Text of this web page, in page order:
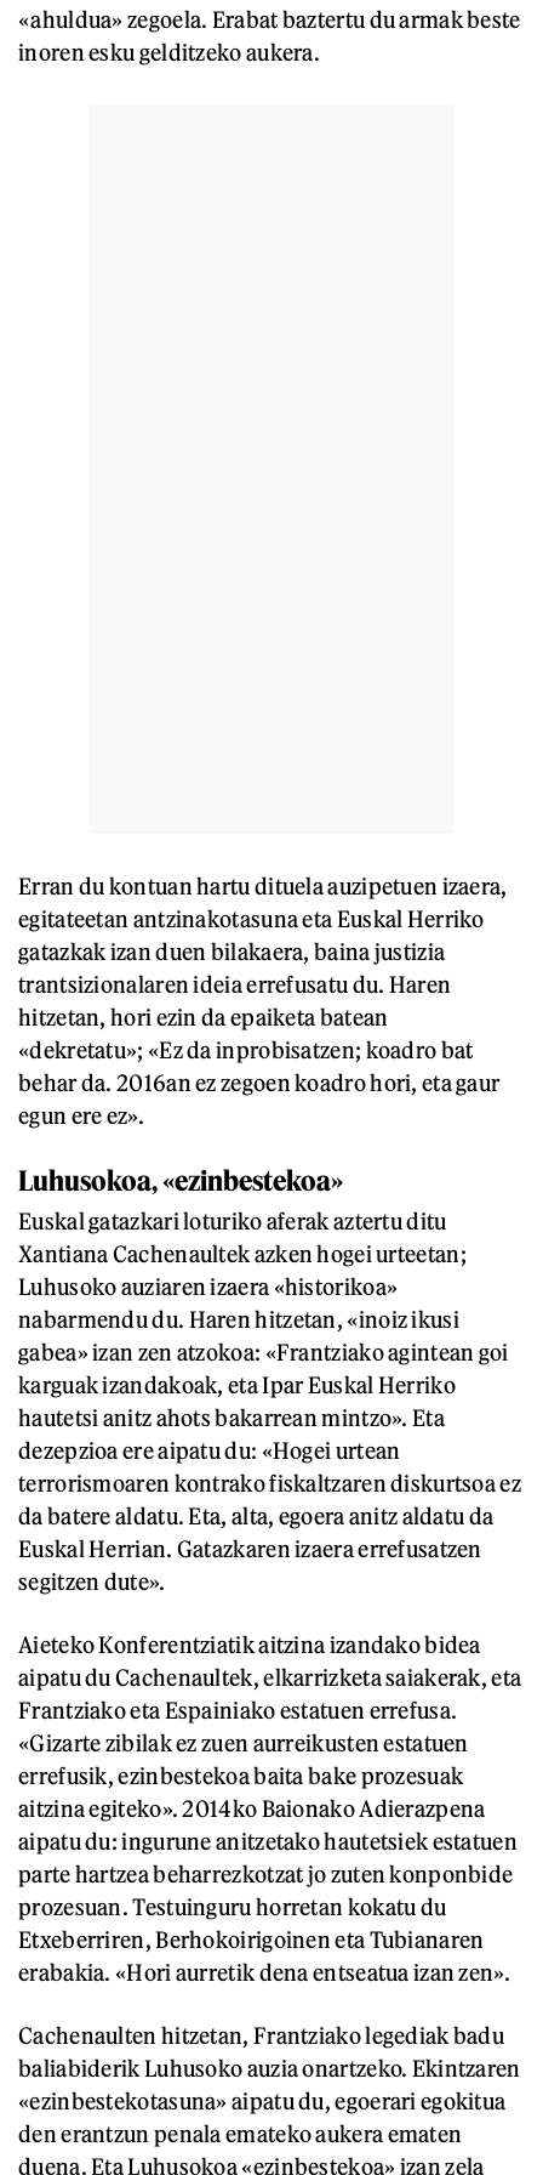
«ahuldua» zegoela. Erabat baztertu du armak beste
inoren esku gelditzeko aukera.
Erran du kontuan hartu dituela auzipetuen izaera,
egitateetan antzinakotasuna eta Euskal Herriko
gatazkak izan duen bilakaera, baina justizia
trantsizionalaren ideia errefusatu du. Haren
hitzetan, hori ezin da epaiketa batean
«dekretatu»; «Ez da inprobisatzen; koadro bat
behar da. 2016an ez zegoen koadro hori, eta gaur
egun ere ez».
Luhusokoa, «ezinbestekoa»
Euskal gatazkari loturiko aferak aztertu ditu
Xantiana Cachenaultek azken hogei urteetan;
Luhusoko auziaren izaera «historikoa»
nabarmendu du. Haren hitzetan, «inoiz ikusi
gabea» izan zen atzokoa: «Frantziako agintean goi
karguak izandakoak, eta Ipar Euskal Herriko
hautetsi anitz ahots bakarrean mintzo». Eta
dezepzioa ere aipatu du: «Hogei urtean
terrorismoaren kontrako fiskaltzaren diskurtsoa ez
da batere aldatu. Eta, alta, egoera anitz aldatu da
Euskal Herrian. Gatazkaren izaera errefusatzen
segitzen dute».
Aieteko Konferentziatik aitzina izandako bidea
aipatu du Cachenaultek, elkarrizketa saiakerak, eta
Frantziako eta Espainiako estatuen errefusa.
«Gizarte zibilak ez zuen aurreikusten estatuen
errefusik, ezinbestekoa baita bake prozesuak
aitzina egiteko». 2014ko Baionako Adierazpena
aipatu du: ingurune anitzetako hautetsiek estatuen
parte hartzea beharrezkotzat jo zuten konponbide
prozesuan. Testuinguru horretan kokatu du
Etxeberriren, Berhokoirigoinen eta Tubianaren
erabakia. «Hori aurretik dena entseatua izan zen».
Cachenaulten hitzetan, Frantziako legediak badu
baliabiderik Luhusoko auzia onartzeko. Ekintzaren
«ezinbestekotasuna» aipatu du, egoerari egokitua
den erantzun penala emateko aukera ematen
duena. Eta Luhusokoa «ezinbestekoa» izan zela